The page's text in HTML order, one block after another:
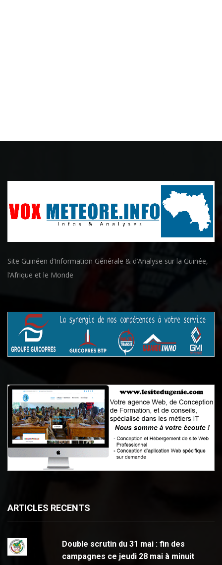
Site Guinéen d’Information Générale & d’Analyse sur la Guinée,
l’Afrique et le Monde
ARTICLES RECENTS
Double scrutin du 31 mai : fin des
campagnes ce jeudi 28 mai à minuit